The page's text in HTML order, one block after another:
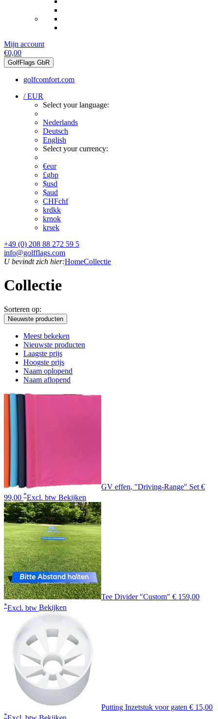
Mijn account
€0,00
GolfFlags GbR
golfcomfort.com
/ EUR
Select your language:
Nederlands
Deutsch
English
Select your currency:
€eur
£gbp
$usd
$aud
CHFchf
krdkk
krnok
krsek
+49 (0) 208 88 272 59 5
info@golfflags.com
U bevindt zich hier:HomeCollectie
Collectie
Sorteren op:
Nieuwste producten
Meest bekeken
Nieuwste producten
Laagste prijs
Hoogste prijs
Naam oplopend
Naam aflopend
GV effen, "Driving-Range" Set €
99,00 *Excl. btw Bekijken
Tee Divider "Custom" € 159,00
*Excl. btw Bekijken
Putting Inzetstuk voor gaten € 15,00
*